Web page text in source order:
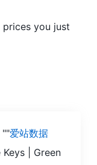
prices you just
""爱站数据
Keys | Green